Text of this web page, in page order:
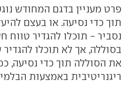
פרט מעניין בדגם המחודש
תוך כדי נסיעה. או בעצם
נסביר - תוכלו להגדיר
בסוללה, אך לא תוכלו להגדיר
את הסוללה תוך כדי נסיעה,
ריגנריטיבית באמצעות